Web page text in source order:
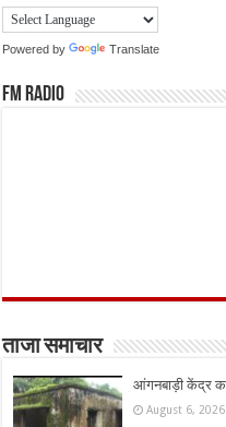
Powered by Translate
FM Radio
ताजा समाचार
आंगनबाड़ी केंद्र
August 6, 2026